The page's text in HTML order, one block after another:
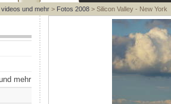
und mehr> Fotos 2008> Silicon Valley - New York
mehr